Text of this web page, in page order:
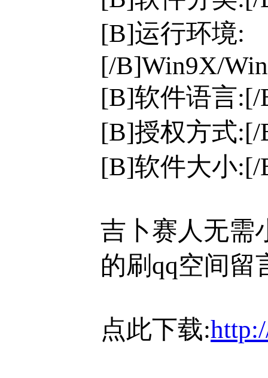
[B]运行环境:
[/B]Win9X/
[B]软件语言
[B]授权方式
[B]软件大小:[/
吉卜赛人无需
的刷qq空间留
点此下载: